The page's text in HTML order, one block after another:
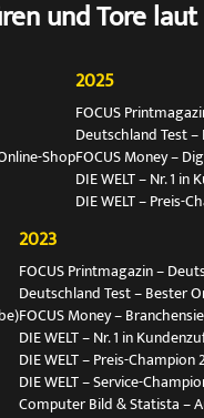
und Tore laut
Shop
2025
FOCUS
Deutschland Test
FOCUS Money –
DIE WELT – Nr. 1
DIE WELT – Preis-
2023
FOCUS Printmagazin –
Deutschland Test – Bester
FOCUS Money –
DIE WELT – Nr. 1 in
DIE WELT – Preis-
DIE WELT – Service-
Computer Bild & Statista –